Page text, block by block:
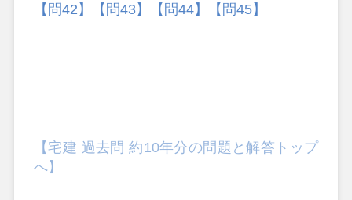
【問42】 【問43】 【問44】 【問45】
【宅建 過去問 約10年分の問題と解答トップ
へ】